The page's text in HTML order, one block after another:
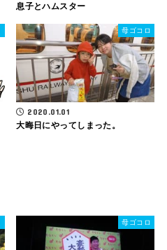
息子とハムスター
母ゴコロ
2020.01.01
大晦日にやってしまった。
母ゴコロ